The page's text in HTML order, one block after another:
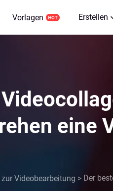
Vorlagen Erstellen
eine
Videobearbeitung > Der